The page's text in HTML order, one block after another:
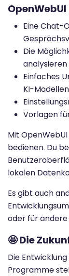
Eine Chat-
Die
analysieren
Einfaches
KI-Modellen
Vorlagen
Mit
bedienen. Du
lokalen
Es gibt auch
oder für
🤩 Die
Die
Programme